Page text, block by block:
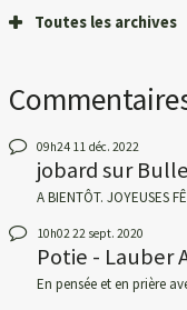
Toutes les archives
09h24 11 déc. 2022
jobardsur
A BIENTÔT. JOYEUSES
10h0222 sept. 2020
Potie - Lauber
En pensée et en prière